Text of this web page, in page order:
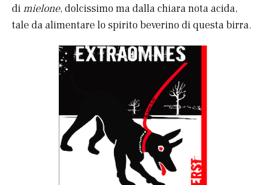
dimielone, dolcissimo ma dalla chiara nota acida,
tale da alimentare lo spirito beverino di questa birra.